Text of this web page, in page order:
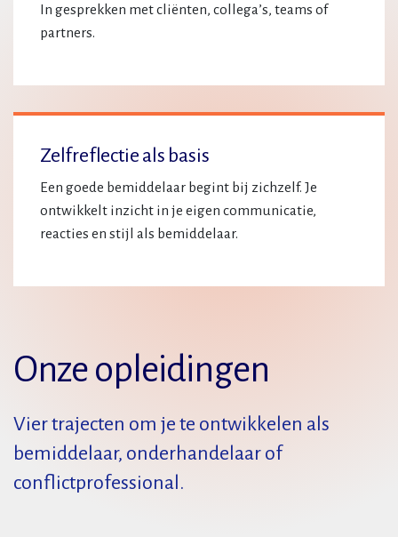
In gesprekken met cliënten, collega’s, teams of
partners.
Zelfreflectie als basis
Een goede bemiddelaar begint bij zichzelf. Je
ontwikkelt inzicht in je eigen communicatie,
reacties en stijl als bemiddelaar.
Onze opleidingen
Vier trajecten om je te ontwikkelen als
bemiddelaar, onderhandelaar of
conflictprofessional.